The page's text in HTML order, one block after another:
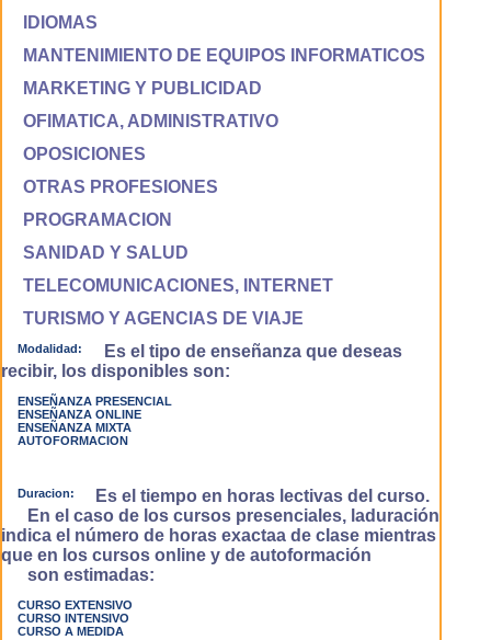
IDIOMAS
MANTENIMIENTO DE EQUIPOS INFORMATICOS
MARKETING Y PUBLICIDAD
OFIMATICA, ADMINISTRATIVO
OPOSICIONES
OTRAS PROFESIONES
PROGRAMACION
SANIDAD Y SALUD
TELECOMUNICACIONES, INTERNET
TURISMO Y AGENCIAS DE VIAJE
Modalidad:
Es el tipo de enseñanza que deseas
recibir, los disponibles son:
ENSEÑANZA PRESENCIAL
ENSEÑANZA ONLINE
ENSEÑANZA MIXTA
AUTOFORMACION
Duracion:
Es el tiempo en horas lectivas del curso.
En el caso de los cursos presenciales, laduración
indica el número de horas exactaa de clase mientras
que en los cursos online y de autoformación
son estimadas:
CURSO EXTENSIVO
CURSO INTENSIVO
CURSO A MEDIDA